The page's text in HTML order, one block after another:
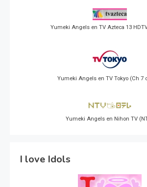
Yumeki Angels en TV Azteca 13
Yumeki Angels en TV Tokyo (Ch 7
Yumeki Angels en Nihon TV
I love Idols